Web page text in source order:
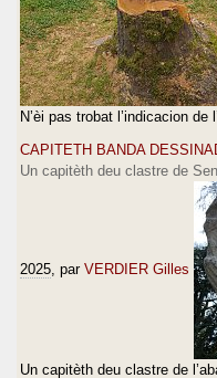
[Les parties de ce
chose que du texte
[Les parties de ce
chose que du
N’èi pas trobat l’indicacion de
CAPITETH BANDA
Un capitèth deu clastre de
2025 , par VERDIER Gilles
Un capitèth deu clastre de